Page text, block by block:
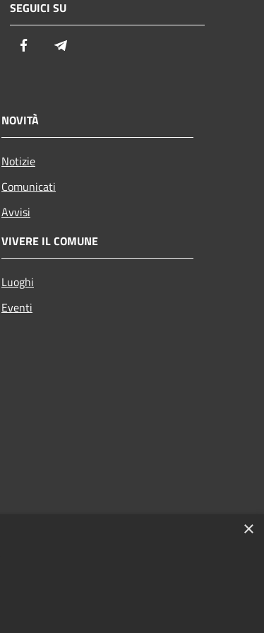
SEGUICI SU
Facebook
NOVITÀ
Notizie
Comunicati
Avvisi
VIVERE IL COMUNE
Luoghi
Eventi
×